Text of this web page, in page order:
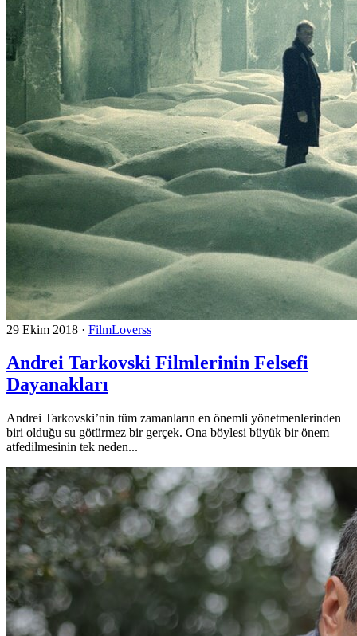
29 Ekim 2018 · FilmLoverss
Andrei Tarkovski Filmlerinin Felsefi
Dayanakları
Andrei Tarkovski’nin tüm zamanların en önemli yönetmenlerinden
biri olduğu su götürmez bir gerçek. Ona böylesi büyük bir önem
atfedilmesinin tek neden...